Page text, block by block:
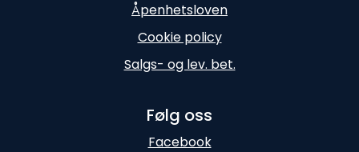
Åpenhetsloven
Cookie policy
Salgs- og lev. bet.
Følg oss
Facebook